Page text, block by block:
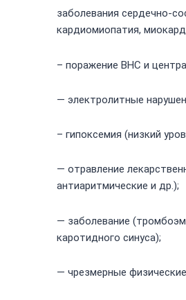
заболевания сердечно-
кардиомиопатия,
– поражение ВНС и
— электролитные
– гипоксемия (низкий
— отравление
антиаритмические и др.);
— заболевание
каротидного синуса);
— чрезмерные физические